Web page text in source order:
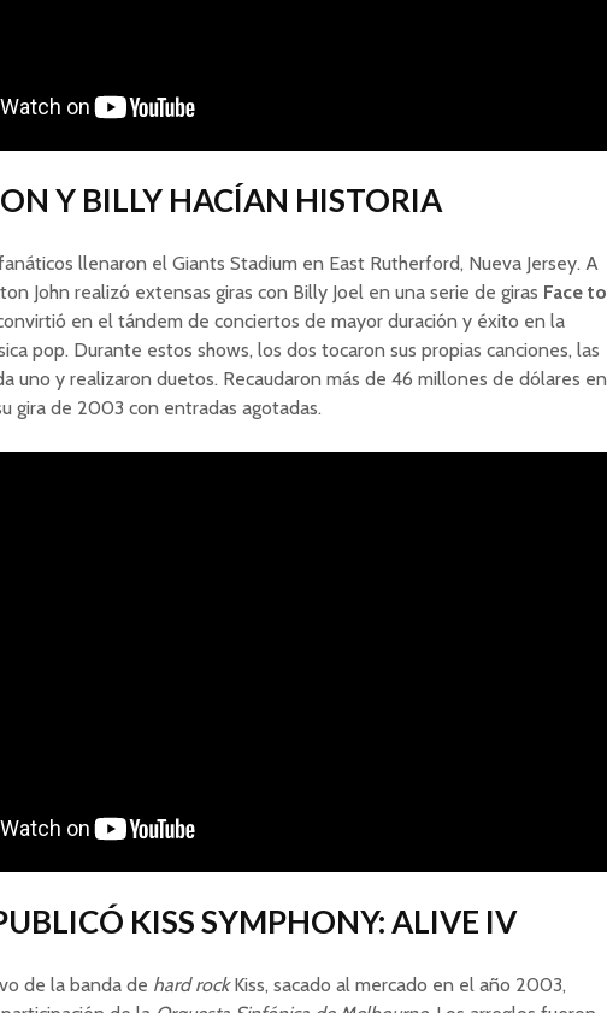
Y BILLY HACÍAN HISTORIA
llenaron el Giants Stadium en East Rutherford, Nueva Jersey. A
John realizó extensas giras con Billy Joel en una serie de giras Face to
en el tándem de conciertos de mayor duración y éxito en la
pop. Durante estos shows, los dos tocaron sus propias canciones, las
uno y realizaron duetos. Recaudaron más de 46 millones de dólares en
gira de 2003 con entradas agotadas.
KISS SYMPHONY: ALIVE IV
de la banda de hard rockKiss, sacado al mercado en el año 2003,